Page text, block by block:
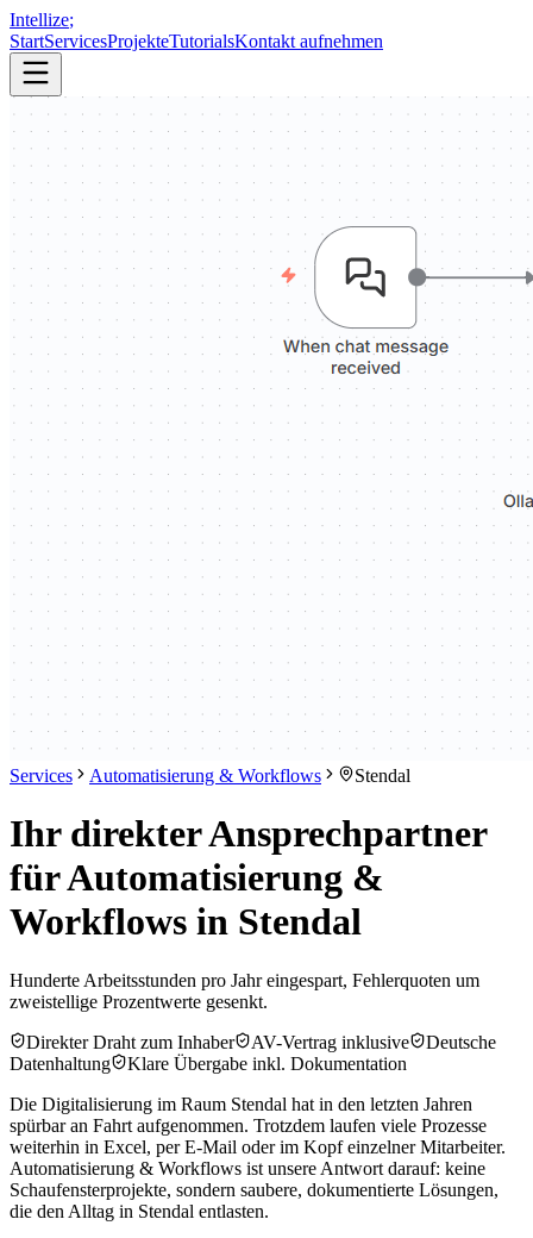
Intellize;
StartServicesProjekteTutorialsKontakt aufnehmen
Services Automatisierung & Workflows Stendal
Ihr direkter Ansprechpartner
für Automatisierung &
Workflows in Stendal
Hunderte Arbeitsstunden pro Jahr eingespart, Fehlerquoten um
zweistellige Prozentwerte gesenkt.
Direkter Draht zum Inhaber
AV-Vertrag inklusive
Deutsche
Datenhaltung
Klare Übergabe inkl. Dokumentation
Die Digitalisierung im Raum Stendal hat in den letzten Jahren
spürbar an Fahrt aufgenommen. Trotzdem laufen viele Prozesse
weiterhin in Excel, per E-Mail oder im Kopf einzelner Mitarbeiter.
Automatisierung & Workflows ist unsere Antwort darauf: keine
Schaufensterprojekte, sondern saubere, dokumentierte Lösungen,
die den Alltag in Stendal entlasten.